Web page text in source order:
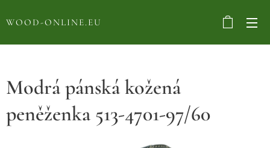
WOOD-ONLINE.EU
Modrá pánská kožená
peněženka 513-4701-97/60